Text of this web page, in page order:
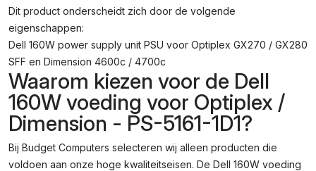
Dit product onderscheidt zich door de volgende
eigenschappen:
Dell 160W power supply unit PSU voor Optiplex GX270 / GX280
SFF en Dimension 4600c / 4700c
Waarom kiezen voor de Dell
160W voeding voor Optiplex /
Dimension - PS-5161-1D1?
Bij Budget Computers selecteren wij alleen producten die
voldoen aan onze hoge kwaliteitseisen. De Dell 160W voeding